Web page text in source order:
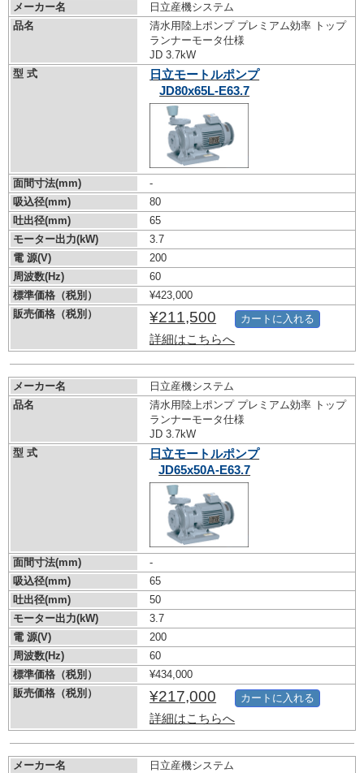
メーカー名
日立産機システム
品名
清水用陸上ポンプ プレミアム効率 トップ
ランナーモータ仕様
JD 3.7kW
型 式
日立モートルポンプ
JD80x65L-E63.7
面間寸法(mm)
-
吸込径(mm)
80
吐出径(mm)
65
モーター出力(kW)
3.7
電 源(V)
200
周波数(Hz)
60
標準価格（税別）
¥423,000
販売価格（税別）
¥211,500
詳細はこちらへ
カートに入れる
メーカー名
日立産機システム
品名
清水用陸上ポンプ プレミアム効率 トップ
ランナーモータ仕様
JD 3.7kW
型 式
日立モートルポンプ
JD65x50A-E63.7
面間寸法(mm)
-
吸込径(mm)
65
吐出径(mm)
50
モーター出力(kW)
3.7
電 源(V)
200
周波数(Hz)
60
標準価格（税別）
¥434,000
販売価格（税別）
¥217,000
詳細はこちらへ
カートに入れる
メーカー名
日立産機システム